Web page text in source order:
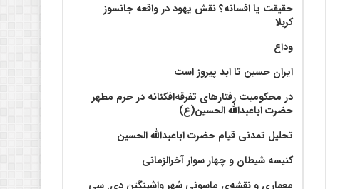
حقیقت یا افسانه؟‌ نقش یهود در واقعه جانسوز
کربلا
وداع
ایران حسین تا ابد پیروز است
در محکومیت رفتارهای تفرقه‌افکنانه در حرم مطهر
حضرت اباعبدالله الحسین(ع)
تحلیل تمدنی قیام حضرت اباعبدالله الحسین
کنیسه شیطان و چهار سوار آخرالزمانی
معماری و نقشه‌ی ماسونی شهر واشينگتن دی. سی